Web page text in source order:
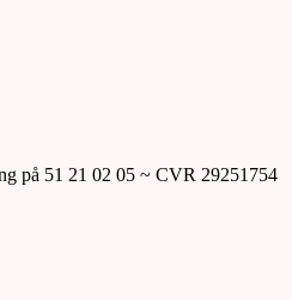
på 51 21 02 05 ~ CVR 29251754